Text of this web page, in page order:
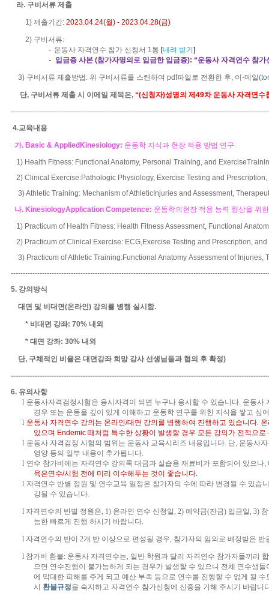
라. 구비서류 제출
1) 제출기간: 2023.04.24(월) - 2023.04.28(금)
2) 구비서류:
- 운동사 자격연수 참가 신청서 1통 [내려 받기 ]
- 입금증 사본 (참가자명의로 입금한 입금증): “운동사 자격연수 참가
3) 구비서류 제출방법 : 위 구비서류를 스캔하여 pdf파일로 전환한 후, 이 -메일 (
단, 구비서류 제출 시 이메일 제목은, “(신청자)성명의 제 49차 운동사 자격연수
4.교육내용
가. Basic & AppliedKinesiology: 운동학 지식과 현장 적용 방법 연구
1) Health Fitness: Functional Anatomy, Personal Training, and
2) Clinical Exercise:Pathologic Physiology, Exercise Testing and
3) Athletic Training: Mechanism of AthleticInjuries and Assessment,
나. KinesiologyApplication Competence: 운동학의현장 적용 능력 향상을 위
1) Practicum of Health Fitness: Health Fitness Assessment, Functional
2) Practicum of Clinical Exercise: ECG,Exercise Testing and Prescription,
3) Practicum of Athletic Training:Functional Anatomy Assessment of Injuries,
5. 강의방식
대면 및 비대면(온라인) 강의를 병행 실시함.
* 비대면 강좌: 70% 내외
* 대면 강좌: 30% 내외
단, 구체적인 비율은 대면강좌 희망 강사 선생님들과 협의 후 확정)
6. 유의사항
l 운동사자격검정시험은 응시자격이 되면 누구나 응시할 수 있습니다. 운동사
경우 또는 운동을 깊이 있게 이해하고 운동학 연구를 위한 지식을 쌓고 싶
l 운동사 자격연수 강의는 온라인/대면 강의를 병행하여 진행하고 있습니다.
있으며 Endemic 때 처럼 특수한 상황이 발생할 경우 모든 강의가 전적으
l 운동사 자격검정 시험의 범위는 운동사 교육시리즈 내용입니다. 단, 운동사
영양 등의 일부 내용이 추가됩니다.
l 연수 참가비에는 자격연수 강의록 대금과 실습용 재료비가 포함되어 있으나,
육은연수/시험 전에 미리 이수해두는 것이 좋습니다.
l 자격연수 반별 정원 및 연수교육 일정은 참가자의 수에 따라 변경될 수 있습
강될 수 있습니다.
l 자격연수의 반별 정원은, 1) 온라인 연수 신청일 , 2) 예약금(잔금) 입금일 , 3)
능한 빠르게 진행 하시기
바랍니다.
l 자격연수의 반이 2개 반 이상으로 편성될 경우, 참가자의 임의로 배정받은 반
l 참가비 환불: 운동사 자격연수는, 일반 학원과 달리 자격연수 참가자들끼리
으면 연수진행이 불가능하게 되는 경우가 발생할 수 있으니 전체 연수생들
에 막대한 피해를 주게 되고 예산 부족 등으로 연수를 진행할 수 없게 될
시
환불규정을 숙지하고 자격연수 참가신청에 신중을 기해 주시기 바랍니